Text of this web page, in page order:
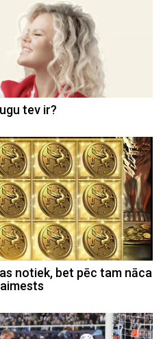
tev ir?
notiek, bet pēc tam nāca